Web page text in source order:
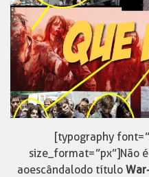
[typography
size_format=”px”]Não
ao escândalo do título